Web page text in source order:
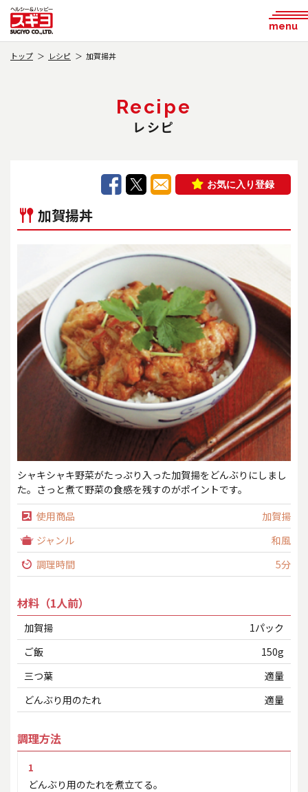
menu
トップ レシピ 加賀揚丼
Recipe
レシピ
お気に入り登録
加賀揚丼
シャキシャキ野菜がたっぷり入った加賀揚をどんぶりにしまし
た。さっと煮て野菜の食感を残すのがポイントです。
使用商品
加賀揚
ジャンル
和風
調理時間
5分
材料（1人前）
加賀揚
1パック
ご飯
150g
三つ葉
適量
どんぶり用のたれ
適量
調理方法
1
どんぶり用のたれを煮立てる。